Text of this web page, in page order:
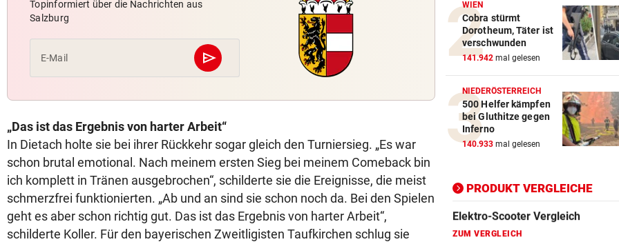
Topinformiert über die Nachrichten aus
Salzburg
E-Mail send
Abschicken
„Das ist das Ergebnis von harter Arbeit“
In Dietach holte sie bei ihrer Rückkehr sogar gleich den Turniersieg. „Es war
schon brutal emotional. Nach meinem ersten Sieg bei meinem Comeback bin
ich komplett in Tränen ausgebrochen“, schilderte sie die Ereignisse, die meist
schmerzfrei funktionierten. „Ab und an sind sie schon noch da. Bei den Spielen
geht es aber schon richtig gut. Das ist das Ergebnis von harter Arbeit“,
schilderte Koller. Für den bayerischen Zweitligisten Taufkirchen schlug sie
WIEN
Cobra stürmt
Dorotheum, Täter ist
verschwunden
141.942 mal gelesen
NIEDERÖSTERREICH
500 Helfer kämpfen
bei Gluthitze gegen
Inferno
140.933 mal gelesen
PRODUKT VERGLEICHE
Crosstrainer Vergleich
ZUM VERGLEICH
ZUM VERGLEICH
Elektro-Scooter Vergleich
ZUM VERGLEICH
ZUM VERGLEICH
Fahrrad Test
ZUM VERGLEICH